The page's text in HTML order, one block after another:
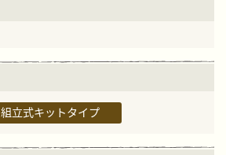
組立式キットタイプ